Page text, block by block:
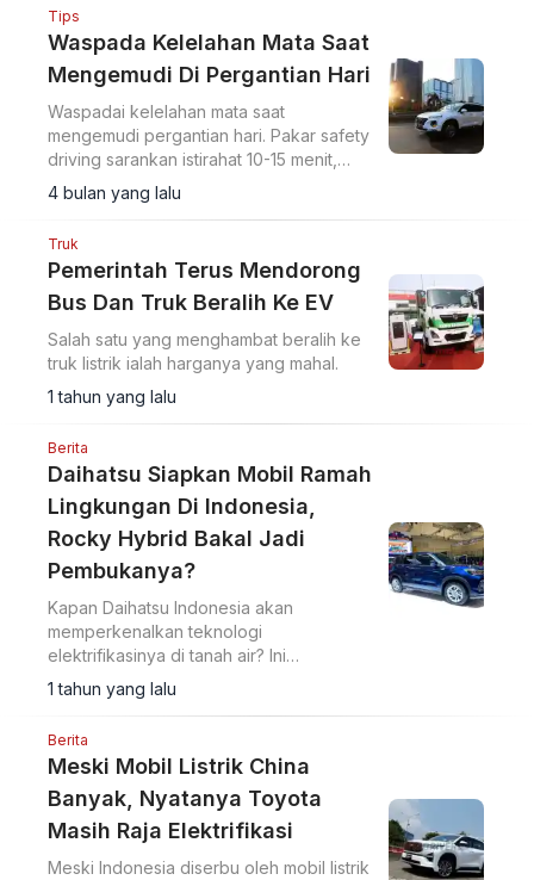
Tips
Waspada Kelelahan Mata Saat
Mengemudi Di Pergantian Hari
Waspadai kelelahan mata saat
mengemudi pergantian hari. Pakar safety
driving sarankan istirahat 10-15 menit,
senam mata, dan kacamata polarized
untuk cegah silau.
4 bulan yang lalu
Truk
Pemerintah Terus Mendorong
Bus Dan Truk Beralih Ke EV
Salah satu yang menghambat beralih ke
truk listrik ialah harganya yang mahal.
1 tahun yang lalu
Berita
Daihatsu Siapkan Mobil Ramah
Lingkungan Di Indonesia,
Rocky Hybrid Bakal Jadi
Pembukanya?
Kapan Daihatsu Indonesia akan
memperkenalkan teknologi
elektrifikasinya di tanah air? Ini
jawabannya.
1 tahun yang lalu
Berita
Meski Mobil Listrik China
Banyak, Nyatanya Toyota
Masih Raja Elektrifikasi
Meski Indonesia diserbu oleh mobil listrik